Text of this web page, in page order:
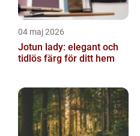
04 maj 2026
Jotun lady: elegant och
tidlös färg för ditt hem